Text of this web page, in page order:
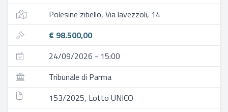
Polesine zibello, Via lavezzoli, 14
€ 98.500,00
24/09/2026 - 15:00
Tribunale di Parma
153/2025, Lotto UNICO